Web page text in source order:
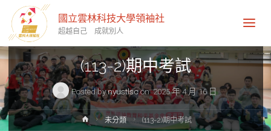
國立雲林科技大學領袖社
超越自己 成就別人
(113-2)期中考試
Posted bynyustlscon 2025 年 4 月 16 日
未分類
Home未分類 (113-2)期中考試